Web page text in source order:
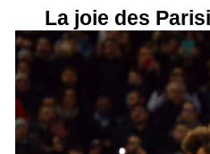
La joie des